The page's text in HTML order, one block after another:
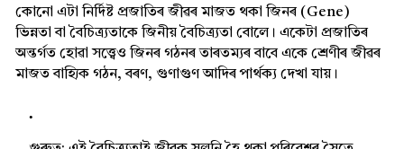
কোনো এটা নিৰ্দিষ্ট প্ৰজাতিৰ জীৱৰ মাজত থকা জিনৰ (Gene)
ভিন্নতা বা বৈচিত্ৰ্যতাকে জিনীয় বৈচিত্ৰ্যতা বোলে। একেটা প্ৰজাতিৰ
অন্তৰ্গত হোৱা সত্ত্বেও জিনৰ গঠনৰ তাৰতম্যৰ বাবে একে শ্ৰেণীৰ জীৱৰ
মাজত বাহ্যিক গঠন, বৰণ, গুণাগুণ আদিৰ পাৰ্থক্য দেখা যায়।